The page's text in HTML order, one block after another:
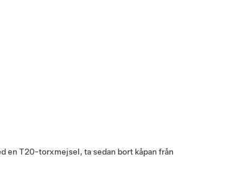
en T20-torxmejsel, ta sedan bort kåpan från